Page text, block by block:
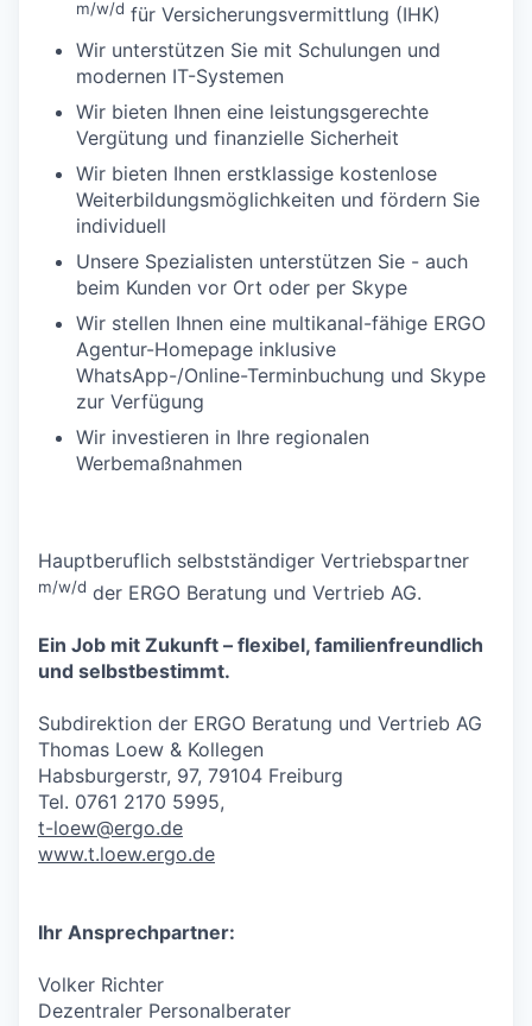
m/w/d für Versicherungsvermittlung (IHK)
Wir unterstützen Sie mit Schulungen und
modernen IT-Systemen
Wir bieten Ihnen eine leistungsgerechte
Vergütung und finanzielle Sicherheit
Wir bieten Ihnen erstklassige kostenlose
Weiterbildungsmöglichkeiten und fördern Sie
individuell
Unsere Spezialisten unterstützen Sie - auch
beim Kunden vor Ort oder per Skype
Wir stellen Ihnen eine multikanal-fähige ERGO
Agentur-Homepage inklusive
WhatsApp-/Online-Terminbuchung und Skype
zur Verfügung
Wir investieren in Ihre regionalen
Werbemaßnahmen
Hauptberuflich selbstständiger Vertriebspartner
m/w/d der ERGO Beratung und Vertrieb AG.
Ein Job mit Zukunft – flexibel, familienfreundlich
und selbstbestimmt.
Subdirektion der ERGO Beratung und Vertrieb AG
Thomas Loew & Kollegen
Habsburgerstr, 97, 79104 Freiburg
Tel. 0761 2170 5995,
t-loew@ergo.de
www.t.loew.ergo.de
Ihr Ansprechpartner:
Volker Richter
Dezentraler Personalberater